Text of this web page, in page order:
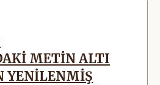
METİN ALTI
YENİLENMİŞ